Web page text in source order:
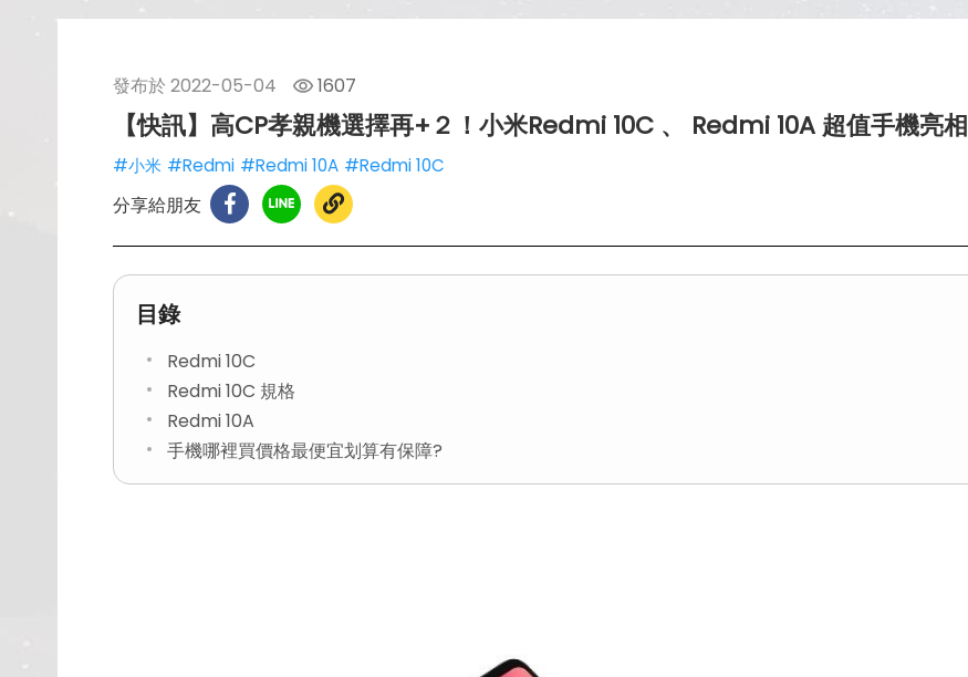
發布於 2022-05-04 1607
【快訊】高CP孝親機選擇再+２！小米Redmi 10C 、 Redmi 10A 超值手機亮相
#小米 #Redmi #Redmi 10A #Redmi 10C
分享給朋友
目錄
Redmi 10C
Redmi 10C 規格
Redmi 10A
手機哪裡買價格最便宜划算有保障?